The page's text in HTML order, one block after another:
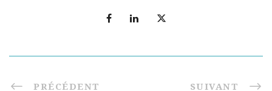
PRÉCÉDENT SUIVANT